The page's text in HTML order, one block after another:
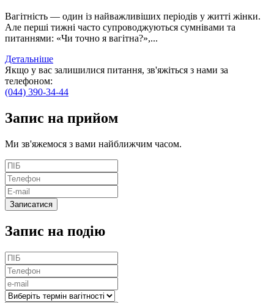
Вагітність — один із найважливіших періодів у житті жінки.
Але перші тижні часто супроводжуються сумнівами та
питаннями: «Чи точно я вагітна?»,...
Детальніше
Якщо у вас залишилися питання, зв'яжіться з нами за
телефоном:
(044) 390-34-44
Запис на прийом
Ми зв'яжемося з вами найближчим часом.
Запис на подію